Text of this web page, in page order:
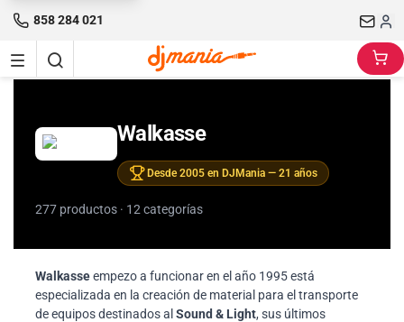
858 284 021
Walkasse
Desde 2005 en DJMania — 21 años
277 productos · 12 categorías
Walkasseempezo a funcionar en el año 1995 está
especializada en la creación de material para el transporte
de equipos destinados al Sound & Light, sus últimos